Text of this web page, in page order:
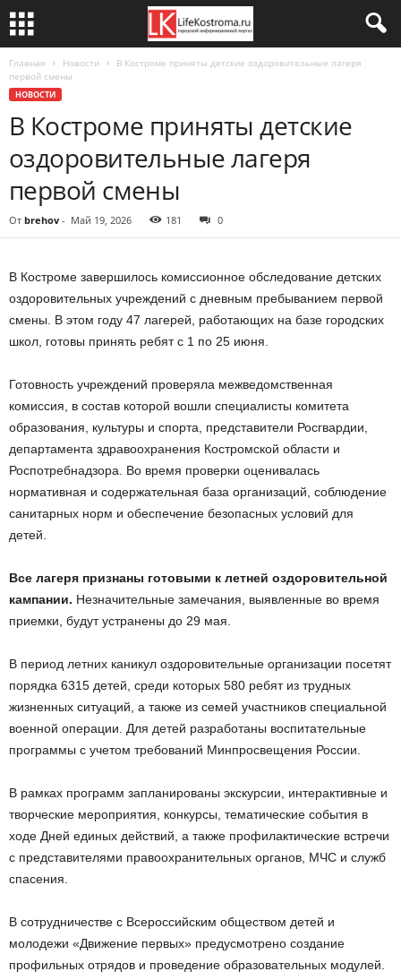
Главная Новости
В Костроме приняты детские оздоровительные лагеря
первой смены
НОВОСТИ
В Костроме приняты детские
оздоровительные лагеря
первой смены
От brehov - Май 19, 2026 181 0
В Костроме завершилось комиссионное обследование детских
оздоровительных учреждений с дневным пребыванием первой
смены. В этом году 47 лагерей, работающих на базе городских
школ, готовы принять ребят с 1 по 25 июня.
Готовность учреждений проверяла межведомственная
комиссия, в состав которой вошли специалисты комитета
образования, культуры и спорта, представители Росгвардии,
департамента здравоохранения Костромской области и
Роспотребнадзора. Во время проверки оценивалась
нормативная и содержательная база организаций, соблюдение
санитарных норм и обеспечение безопасных условий для
детей.
Все лагеря признаны готовыми к летней оздоровительной
кампании. Незначительные замечания, выявленные во время
приемки, будут устранены до 29 мая.
В период летних каникул оздоровительные организации посетят
порядка 6315 детей, среди которых 580 ребят из трудных
жизненных ситуаций, а также из семей участников специальной
военной операции. Для детей разработаны воспитательные
программы с учетом требований Минпросвещения России.
В рамках программ запланированы экскурсии, интерактивные и
творческие мероприятия, конкурсы, тематические события в
ходе Дней единых действий, а также профилактические встречи
с представителями правоохранительных органов, МЧС и служб
спасения.
В сотрудничестве с Всероссийским обществом детей и
молодежи «Движение первых» предусмотрено создание
профильных отрядов и проведение образовательных модулей.